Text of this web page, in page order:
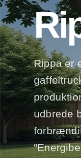
Rippa er
udbrede